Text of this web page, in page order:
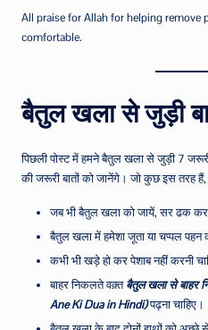
All praise for Allah for helping remove
comfortable.
बैतुल खला से जुड़ी
पिछली पोस्ट में हमने बैतुल खला से जुड़ी 7
की जरूरी बातों को जानेंगे। जो कुछ इस तरह हैं,
जब भी बैतुल खला को जायें, सर ढक कर
बैतुल खला में हमेशा जूता या चप्पल पहन
कभी भी खड़े हो कर पेशाब नहीं करनी
बाहर निकलते वक़्तबैतुल खला से बाहर
Ane Ki Dua in Hindi)पढ़ना चाहिए।